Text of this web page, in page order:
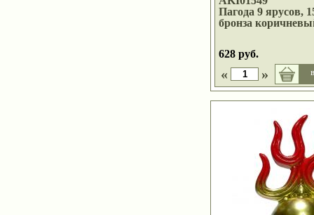
Пагода 9 ярусов,
бронза
628 руб.
« »